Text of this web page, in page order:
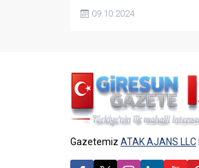
09.10.2024
Gazetemiz ATAK AJANS LLC